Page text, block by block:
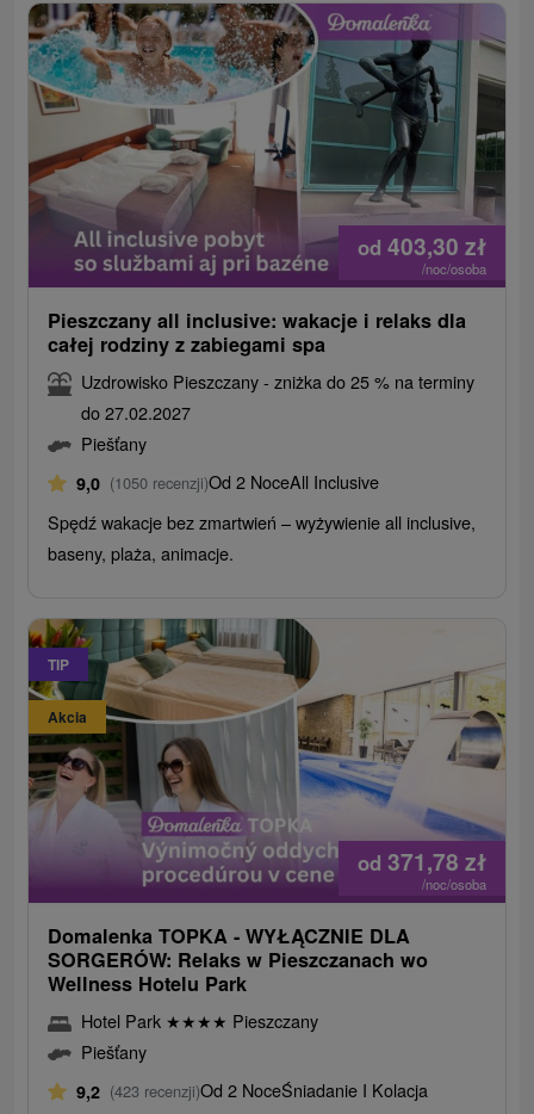
od 403,30 zł
/noc/osoba
Pieszczany all inclusive: wakacje i relaks dla
całej rodziny z zabiegami spa
Uzdrowisko Pieszczany - zniżka do 25 % na terminy
do 27.02.2027
Piešťany
9,0 (1050 recenzji)Od 2 NoceAll Inclusive
Spędź wakacje bez zmartwień – wyżywienie all inclusive,
baseny, plaża, animacje.
TIP
Akcia
od 371,78 zł
/noc/osoba
Domalenka TOPKA - WYŁĄCZNIE DLA
SORGERÓW: Relaks w Pieszczanach wo
Wellness Hotelu Park
Hotel Park ★★★★ Pieszczany
Piešťany
9,2 (423 recenzji)Od 2 NoceŚniadanie I Kolacja